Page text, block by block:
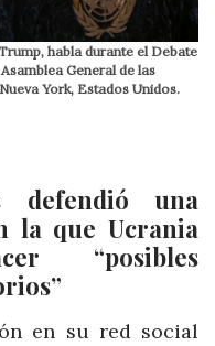
habla durante el Debate
General de las
York, Estados Unidos.
defendió una
la que Ucrania
“posibles
en su red social